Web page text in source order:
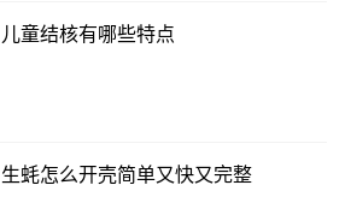
儿童结核有哪些特点
生蚝怎么开壳简单又快又完整